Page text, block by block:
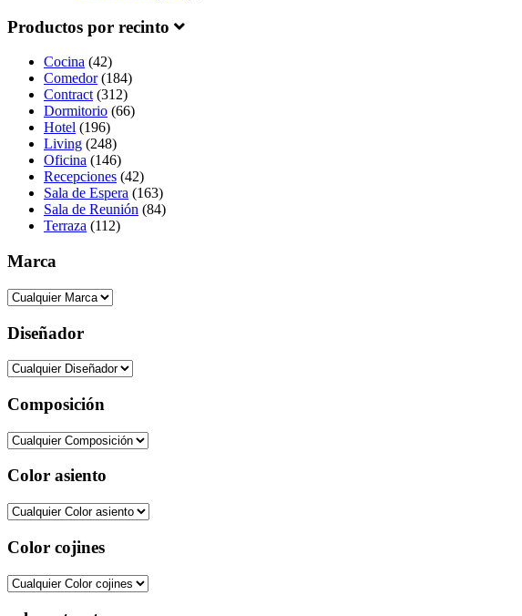
Productos por recinto
Cocina (42)
Comedor(184)
Contract(312)
Dormitorio (66)
Hotel (196)
Living (248)
Oficina (146)
Recepciones (42)
Sala de Espera (163)
Sala de Reunión (84)
Terraza (112)
Marca
Diseñador
Composición
Color asiento
Color cojines